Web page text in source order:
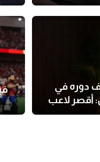
دوره في
أقصر لاعب